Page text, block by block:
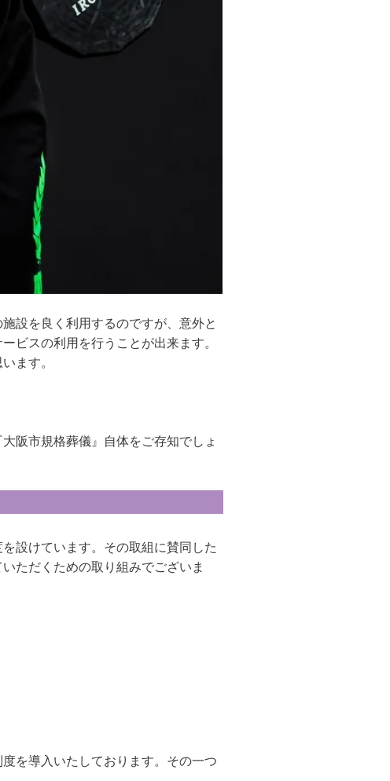
設を良く利用するのですが、意外と
ビスの利用を行うことが出来ます。
ます。
阪市規格葬儀』自体をご存知でしょ
設けています。その取組に賛同した
ただくための取り組みでございま
を導入いたしております。その一つ